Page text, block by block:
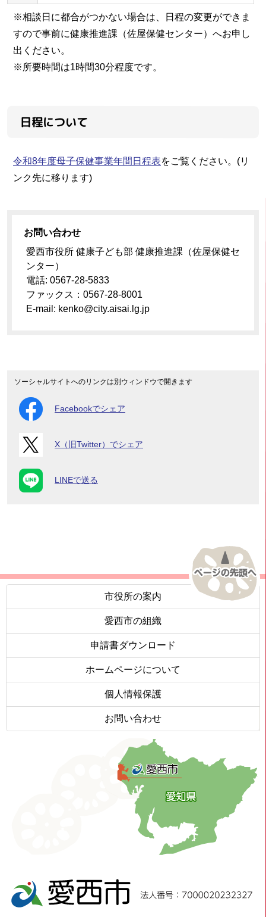
※相談日に都合がつかない場合は、日程の変更ができま
すので事前に健康推進課（佐屋保健センター）へお申し
出ください。
※所要時間は1時間30分程度です。
日程について
令和8年度母子保健事業年間日程表をご覧ください。(リ
ンク先に移ります)
お問い合わせ
愛西市役所 健康子ども部 健康推進課（佐屋保健セ
ンター）
電話: 0567-28-5833
ファックス：0567-28-8001
E-mail: kenko@city.aisai.lg.jp
ソーシャルサイトへのリンクは別ウィンドウで開きます
Facebookでシェア
X（旧Twitter）でシェア
LINEで送る
市役所の案内
愛西市の組織
申請書ダウンロード
ホームページについて
個人情報保護
お問い合わせ